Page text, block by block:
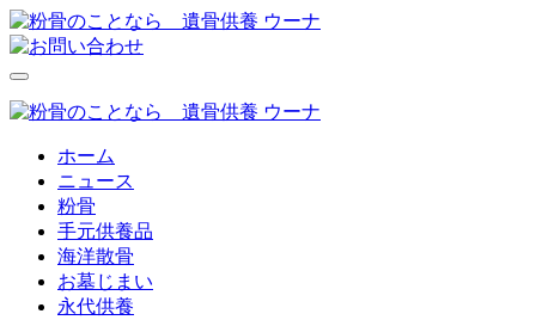
ホーム
ニュース
粉骨
手元供養品
海洋散骨
お墓じまい
永代供養